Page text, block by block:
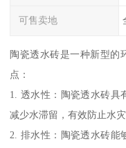
可售卖地
陶瓷透水砖是一种新型的
点：
1. 透水性：陶瓷透水砖具
减少水滞留，有效防止水灾
2. 排水性：陶瓷透水砖能